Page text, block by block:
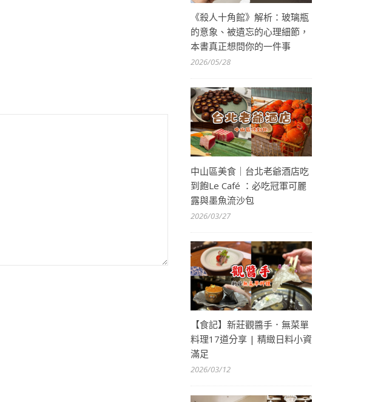
《殺人十角館》解析：玻璃瓶
的意象、被遺忘的心理細節，
本書真正想問你的一件事
2026/05/28
中山區美食｜台北老爺酒店吃
到飽Le Café ：必吃冠軍可麗
露與墨魚流沙包
2026/03/27
【食記】新莊觀醬手．無菜單
料理17道分享 | 精緻日料小資
滿足
2026/03/12